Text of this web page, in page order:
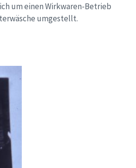
um einen Wirkwaren-Betrieb
umgestellt.